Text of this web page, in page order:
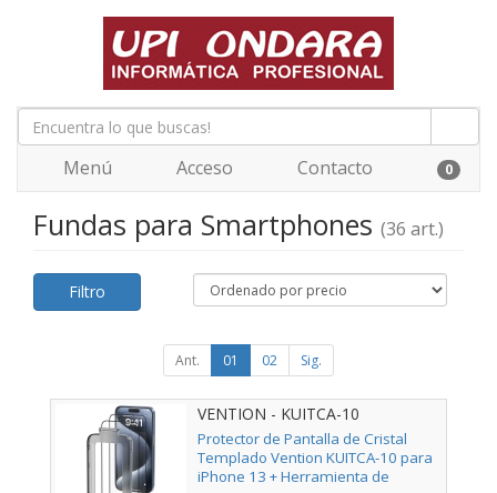
Menú Acceso Contacto 0
Fundas para Smartphones (36 art.)
Filtro
Ant. 01 02 Sig.
VENTION - KUITCA-10
Protector de Pantalla de Cristal
Templado Vention KUITCA-10 para
iPhone 13 + Herramienta de